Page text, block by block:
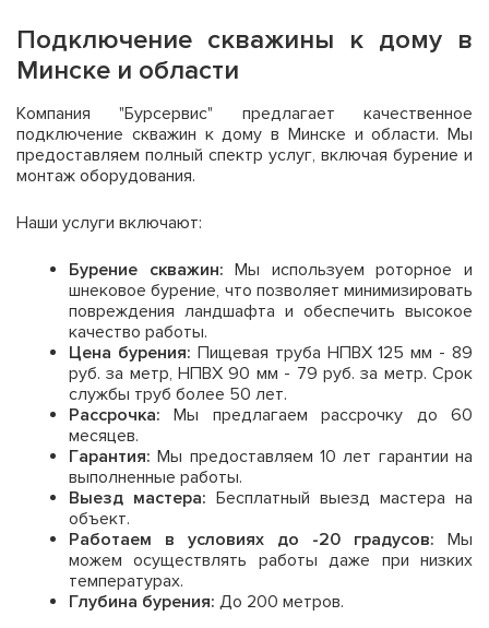
Подключение скважины к дому в
Минске и области
Компания "Бурсервис" предлагает качественное
подключение скважин к дому в Минске и области. Мы
предоставляем полный спектр услуг, включая бурение и
монтаж оборудования.
Наши услуги включают:
Бурение скважин: Мы используем роторное и
шнековое бурение, что позволяет минимизировать
повреждения ландшафта и обеспечить высокое
качество работы.
Цена бурения: Пищевая труба НПВХ 125 мм - 89
руб. за метр, НПВХ 90 мм - 79 руб. за метр. Срок
службы труб более 50 лет.
Рассрочка: Мы предлагаем рассрочку до 60
месяцев.
Гарантия: Мы предоставляем 10 лет гарантии на
выполненные работы.
Выезд мастера: Бесплатный выезд мастера на
объект.
Работаем в условиях до -20 градусов: Мы
можем осуществлять работы даже при низких
температурах.
Глубина бурения: До 200 метров.